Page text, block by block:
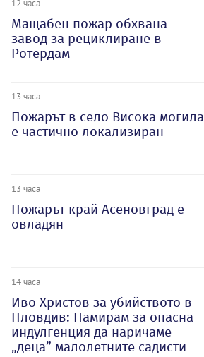
12 часа
Мащабен пожар обхвана
завод за рециклиране в
Ротердам
13 часа
Пожарът в село Висока могила
е частично локализиран
13 часа
Пожарът край Асеновград е
овладян
14 часа
Иво Христов за убийството в
Пловдив: Намирам за опасна
индулгенция да наричаме
„деца” малолетните садисти